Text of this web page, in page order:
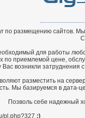
по размещению сайтов.
для работы
приемлемой цене,
Вас возникли затруднения
разместить на
Мы базируемся в дата-
Позволь себе надежный
pl.php?327 :)